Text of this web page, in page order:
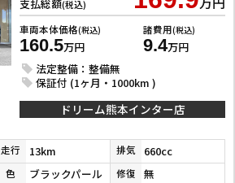
支払総額(税込)
車両本体価格(税込)
160.5万円
諸費用(税込)
9.4万円
法定整備：整備無
保証付 (1ヶ月・1000km )
ドリーム熊本インター店
走行 13km 排気 660cc
色 ブラックパール 修復 無